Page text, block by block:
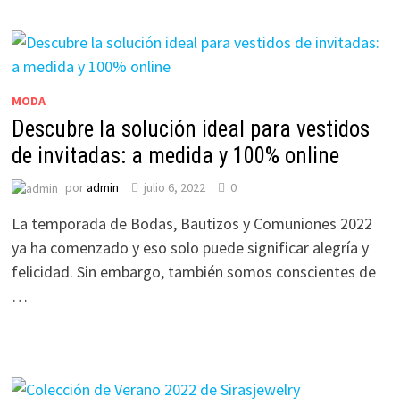
MODA
Descubre la solución ideal para vestidos
de invitadas: a medida y 100% online
poradmin julio 6, 2022 0
La temporada de Bodas, Bautizos y Comuniones 2022
ya ha comenzado y eso solo puede significar alegría y
felicidad. Sin embargo, también somos conscientes de
…